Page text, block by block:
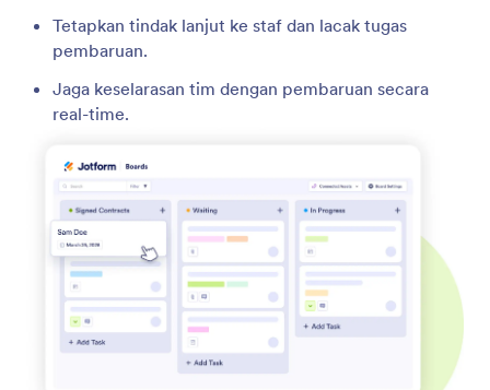
Tetapkan tindak lanjut ke staf dan lacak tugas
pembaruan.
Jaga keselarasan tim dengan pembaruan secara
real-time.